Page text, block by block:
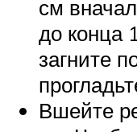
см
до конца
загните
Вшейте